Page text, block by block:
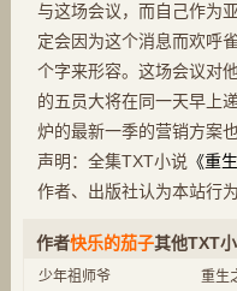
与这场会议，而自己作
定会因为这个消息而欢
个字来形容。这场会议对
的五员大将在同一天早
炉的最新一季的营销方案
声明：全集TXT小说 《重
作者、出版社认为本站行
作者快乐的茄子其他TXT
少年祖师爷 重生